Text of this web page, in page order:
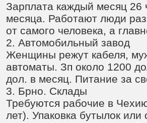
Зарплата каждый месяц 26
месяца. Работают люди
от самого человека, а
2. Автомобильный завод
Женщины режут кабеля,
автоматы. Зп около 1200
дол. в месяц. Питание за
3. Брно. Склады
Требуются рабочие в
лет). Упаковка бутылок